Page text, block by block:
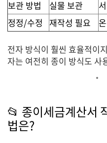
보관 방법
실물 보관
정정/수정
재작성 필요
전자 방식이 훨씬 효율적이
자는 여전히 종이 방식도 사
📂 종이세금계산서
법은?